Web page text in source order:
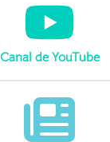
Canal de YouTube